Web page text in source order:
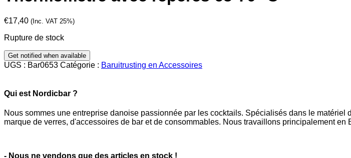
€17,40 (Inc. VAT 25%)
Rupture de stock
UGS : Bar0653 Catégorie : Baruitrusting en Accessoires
Qui est Nordicbar ?
Nous sommes une entreprise danoise passionnée par les cocktails. Spécialisés dans le
marque de verres, d'accessoires de bar et de consommables. Nous travaillons principalement
- Nous ne vendons que des articles en stock !